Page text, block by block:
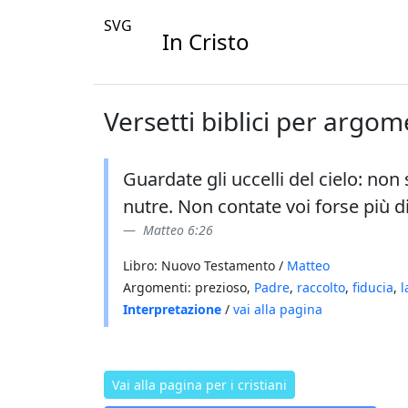
SVG
In Cristo
Versetti biblici per
Guardate gli uccelli del cielo:
nutre. Non contate voi forse più
Matteo 6:26
Libro: Nuovo Testamento / Matteo
Argomenti: prezioso, Padre, raccolto, fiducia,
Interpretazione / vai alla pagina
Vai alla pagina per i cristiani